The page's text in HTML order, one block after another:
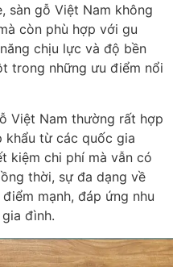
sàn gỗ Việt Nam không
còn phù hợp với gu
chịu lực và độ bền
trong những ưu điểm nổi
Việt Nam thường rất hợp
khẩu từ các quốc gia
kiệm chi phí mà vẫn có
thời, sự đa dạng về
mạnh, đáp ứng nhu
đình.